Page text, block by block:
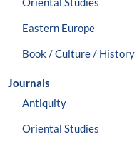
Eastern Europe
Book / Culture / History
Journals
Antiquity
Oriental Studies